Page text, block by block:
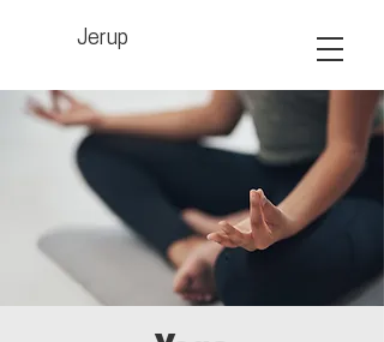
Jerup